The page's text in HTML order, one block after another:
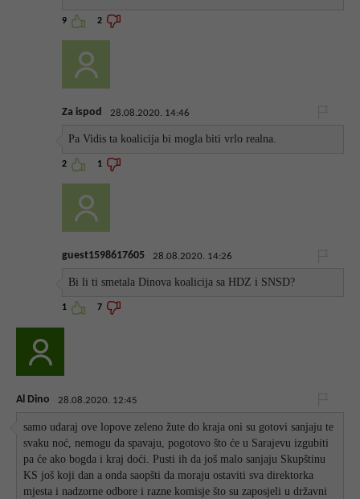
9 2
Za ispod 28.08.2020. 14:46
Pa Vidis ta koalicija bi mogla biti vrlo realna.
2 1
guest1598617605 28.08.2020. 14:26
Bi li ti smetala Dinova koalicija sa HDZ i SNSD?
1 7
Al Dino 28.08.2020. 12:45
samo udaraj ove lopove zeleno žute do kraja oni su gotovi sanjaju te
svaku noć, nemogu da spavaju, pogotovo što će u Sarajevu izgubiti
pa će ako bogda i kraj doći. Pusti ih da još malo sanjaju Skupštinu
KS još koji dan a onda saopšti da moraju ostaviti sva direktorka
mjesta i nadzorne odbore i razne komisje što su zaposjeli u državni